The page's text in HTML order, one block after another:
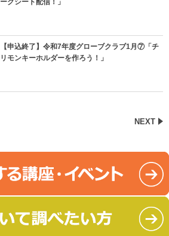
ークシート配信！」
【申込終了】令和7年度グローブクラブ1月⑦「チ
リモンキーホルダーを作ろう！」
NEXT